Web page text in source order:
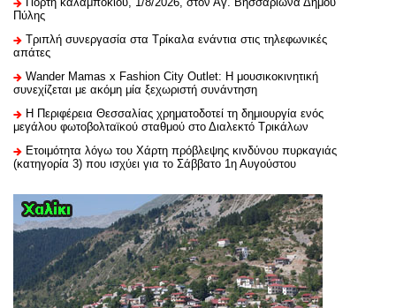
Πύλης
Τριπλή συνεργασία στα Τρίκαλα ενάντια στις τηλεφωνικές
απάτες
Wander Mamas x Fashion City Outlet: Η μουσικοκινητική
συνεχίζεται με ακόμη μία ξεχωριστή συνάντηση
H Περιφέρεια Θεσσαλίας χρηματοδοτεί τη δημιουργία ενός
μεγάλου φωτοβολταϊκού σταθμού στο Διαλεκτό Τρικάλων
Ετοιμότητα λόγω του Χάρτη πρόβλεψης κινδύνου πυρκαγιάς
(κατηγορία 3) που ισχύει για το Σάββατο 1η Αυγούστου